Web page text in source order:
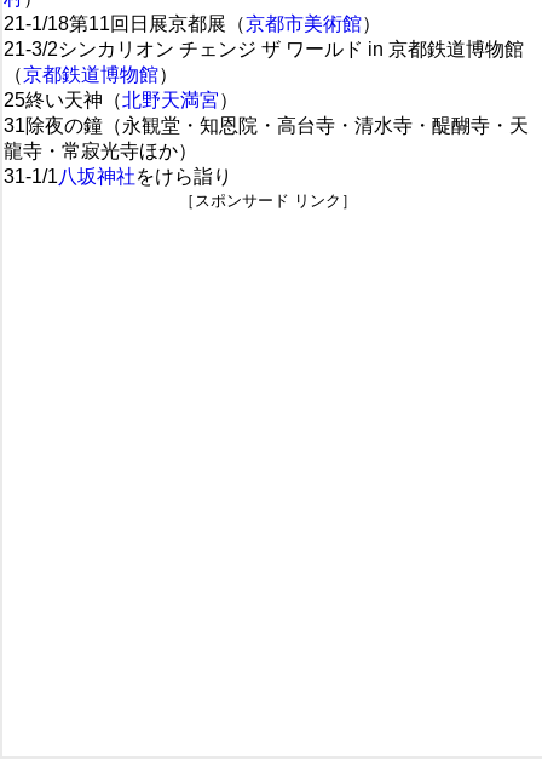
21-1/18第11回日展京都展（京都市美術館）
21-3/2シンカリオン チェンジ ザ ワールド in 京都鉄道博物館
（京都鉄道博物館）
25終い天神（北野天満宮）
31除夜の鐘（永観堂・知恩院・高台寺・清水寺・醍醐寺・天
龍寺・常寂光寺ほか）
31-1/1八坂神社をけら詣り
［スポンサード リンク］